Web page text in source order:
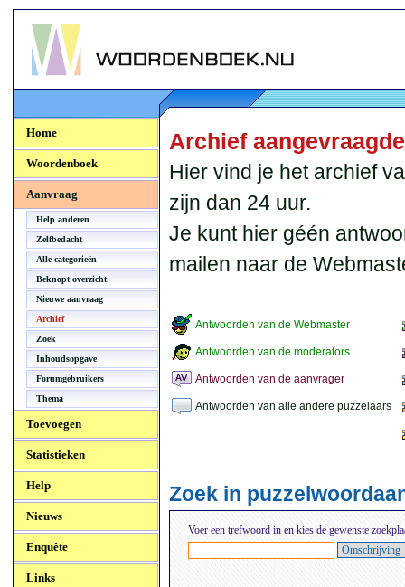
Woordenboek.NU
Home
Woordenboek
Aanvraag
Help anderen
Zelfbedacht
Alle categorieën
Beknopt overzicht
Nieuwe aanvraag
Archief
Zoek
Inhoudsopgave
Forumgebruikers
Thema
Toevoegen
Statistieken
Help
Nieuws
Enquête
Links
Archief
Hier vind je het archief
zijn dan 24 uur.
Je kunt hier géén
mailen naar de
Antwoorden van de Webmaster
Antwoorden van de moderators
Antwoorden van de aanvrager
Antwoorden van alle andere puzzelaars
Zoek in
Voer een trefwoord in en kies de gewenste